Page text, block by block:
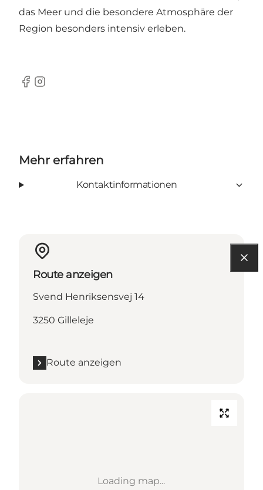
das Meer und die besondere Atmosphäre der
Region besonders intensiv erleben.
Facebook
Instagram
Mehr erfahren
Kontaktinformationen
Route anzeigen
Svend Henriksensvej 14
3250 Gilleleje
Route anzeigen
Loading map...